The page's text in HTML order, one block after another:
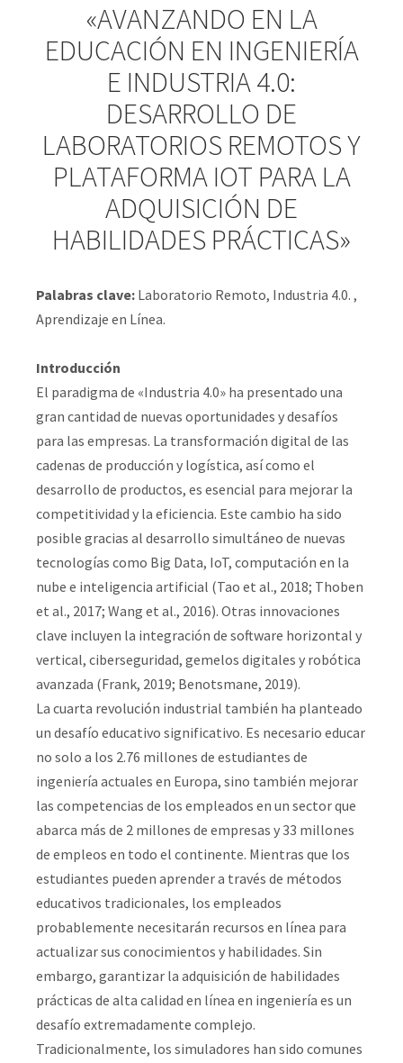
«AVANZANDO EN LA
EDUCACIÓN EN INGENIERÍA
E INDUSTRIA 4.0:
DESARROLLO DE
LABORATORIOS REMOTOS Y
PLATAFORMA IOT PARA LA
ADQUISICIÓN DE
HABILIDADES PRÁCTICAS»
Palabras clave: Laboratorio Remoto, Industria 4.0. ,
Aprendizaje en Línea.
Introducción
El paradigma de «Industria 4.0» ha presentado una
gran cantidad de nuevas oportunidades y desafíos
para las empresas. La transformación digital de las
cadenas de producción y logística, así como el
desarrollo de productos, es esencial para mejorar la
competitividad y la eficiencia. Este cambio ha sido
posible gracias al desarrollo simultáneo de nuevas
tecnologías como Big Data, IoT, computación en la
nube e inteligencia artificial (Tao et al., 2018; Thoben
et al., 2017; Wang et al., 2016). Otras innovaciones
clave incluyen la integración de software horizontal y
vertical, ciberseguridad, gemelos digitales y robótica
avanzada (Frank, 2019; Benotsmane, 2019).
La cuarta revolución industrial también ha planteado
un desafío educativo significativo. Es necesario educar
no solo a los 2.76 millones de estudiantes de
ingeniería actuales en Europa, sino también mejorar
las competencias de los empleados en un sector que
abarca más de 2 millones de empresas y 33 millones
de empleos en todo el continente. Mientras que los
estudiantes pueden aprender a través de métodos
educativos tradicionales, los empleados
probablemente necesitarán recursos en línea para
actualizar sus conocimientos y habilidades. Sin
embargo, garantizar la adquisición de habilidades
prácticas de alta calidad en línea en ingeniería es un
desafío extremadamente complejo.
Tradicionalmente, los simuladores han sido comunes